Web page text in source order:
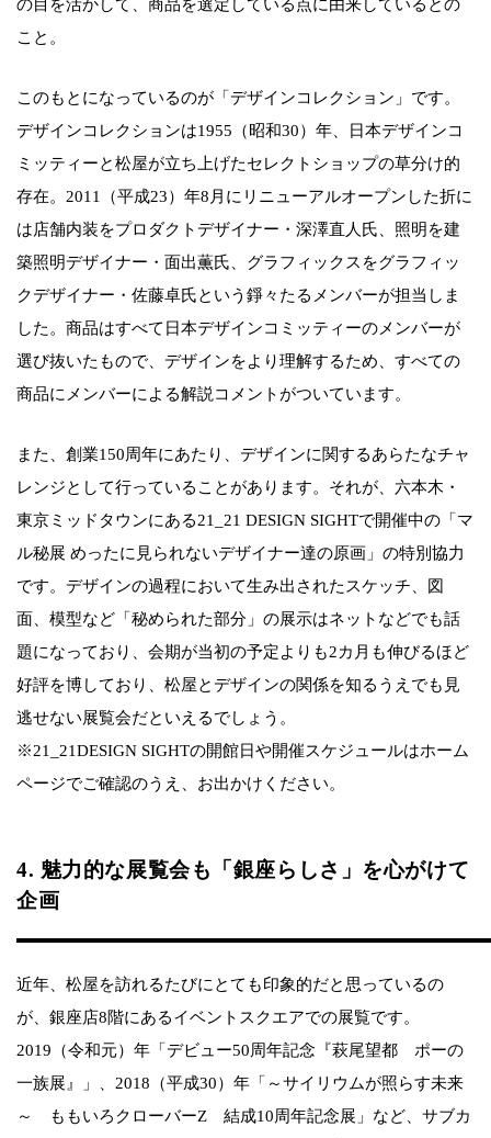
の目を活かして、商品を選定している点に由来しているとの
こと。
このもとになっているのが「デザインコレクション」です。
デザインコレクションは1955（昭和30）年、日本デザインコ
ミッティーと松屋が立ち上げたセレクトショップの草分け的
存在。2011（平成23）年8月にリニューアルオープンした折に
は店舗内装をプロダクトデザイナー・深澤直人氏、照明を建
築照明デザイナー・面出薫氏、グラフィックスをグラフィッ
クデザイナー・佐藤卓氏という錚々たるメンバーが担当しま
した。商品はすべて日本デザインコミッティーのメンバーが
選び抜いたもので、デザインをより理解するため、すべての
商品にメンバーによる解説コメントがついています。
また、創業150周年にあたり、デザインに関するあらたなチャ
レンジとして行っていることがあります。それが、六本木・
東京ミッドタウンにある21_21 DESIGN SIGHTで開催中の「マ
ル秘展 めったに見られないデザイナー達の原画」の特別協力
です。デザインの過程において生み出されたスケッチ、図
面、模型など「秘められた部分」の展示はネットなどでも話
題になっており、会期が当初の予定よりも2カ月も伸びるほど
好評を博しており、松屋とデザインの関係を知るうえでも見
逃せない展覧会だといえるでしょう。
※21_21DESIGN SIGHTの開館日や開催スケジュールはホーム
ページでご確認のうえ、お出かけください。
4. 魅力的な展覧会も「銀座らしさ」を心がけて
企画
近年、松屋を訪れるたびにとても印象的だと思っているの
が、銀座店8階にあるイベントスクエアでの展覧です。
2019（令和元）年「デビュー50周年記念『萩尾望都 ポーの
一族展』」、2018（平成30）年「～サイリウムが照らす未来
～ ももいろクローバーZ 結成10周年記念展」など、サブカ